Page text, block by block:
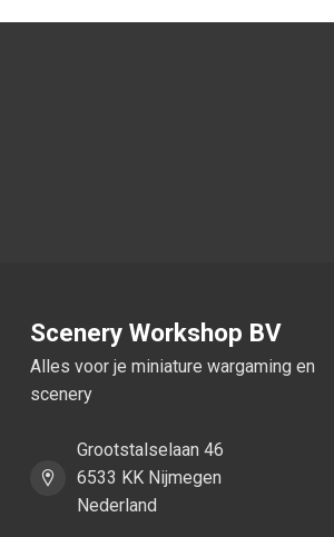
Scenery Workshop BV
Alles voor je miniature wargaming en
scenery
Grootstalselaan 46
6533 KK Nijmegen
Nederland